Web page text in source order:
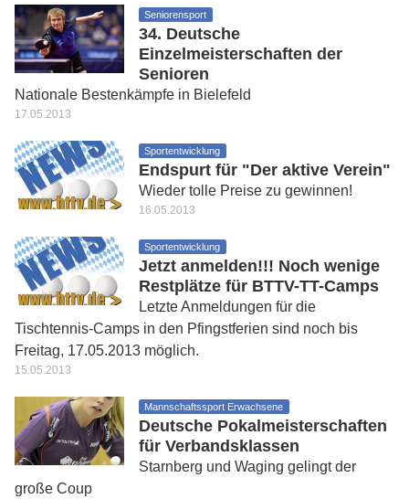
Seniorensport
34. Deutsche
Einzelmeisterschaften der
Senioren
Nationale Bestenkämpfe in Bielefeld
17.05.2013
Sportentwicklung
Endspurt für "Der aktive Verein"
Wieder tolle Preise zu gewinnen!
16.05.2013
Sportentwicklung
Jetzt anmelden!!! Noch wenige
Restplätze für BTTV-TT-Camps
Letzte Anmeldungen für die
Tischtennis-Camps in den Pfingstferien sind noch bis
Freitag, 17.05.2013 möglich.
15.05.2013
Mannschaftssport Erwachsene
Deutsche Pokalmeisterschaften
für Verbandsklassen
Starnberg und Waging gelingt der
große Coup